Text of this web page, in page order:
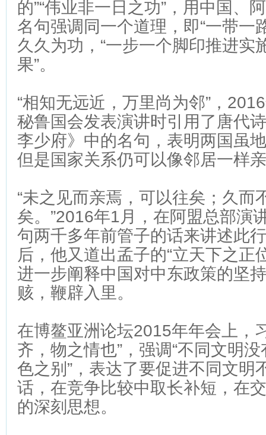
的”“伟业非一日之功”，用中国、
名句强调同一个道理，即“一带一
久久为功，“一步一个脚印推进实
果”。
“相知无远近，万里尚为邻”，
秘鲁国会发表演讲时引用了唐代
李少府》中的名句，表明两国虽
但是国家关系仍可以像邻居一样
“未之见而亲焉，可以往矣；久而
矣。”2016年1月，在阿盟总部演
句两千多年前管子的话来讲述此
后，他又道出孟子的“立天下之正
进一步阐释中国对中东政策的坚
赅，鞭辟入里。
在博鳌亚洲论坛2015年年会上，
齐，物之情也”，强调“不同文明
色之别”，表达了要促进不同文明
话，在竞争比较中取长补短，在
的深刻思想。